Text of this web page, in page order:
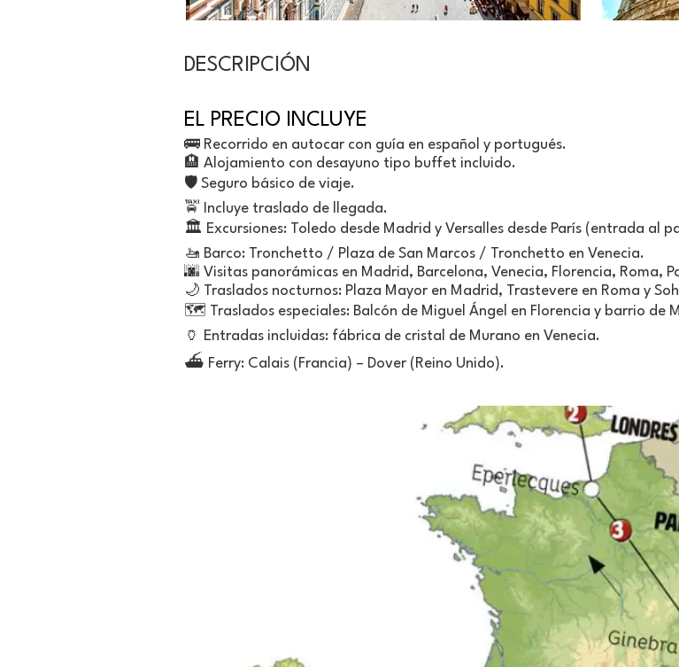
DESCRIPCIÓN
EL PRECIO INCLUYE
🚌 Recorrido en autocar con guía en español y portugués.
🏨 Alojamiento con desayuno tipo buffet incluido.
🛡️ Seguro básico de viaje.
🚖 Incluye traslado de llegada.
🏛️ Excursiones: Toledo desde Madrid y Versalles desde París (entrada al
🚤 Barco: Tronchetto / Plaza de San Marcos / Tronchetto en Venecia.
🌆 Visitas panorámicas en Madrid, Barcelona, Venecia, Florencia, Roma,
🌙 Traslados nocturnos: Plaza Mayor en Madrid, Trastevere en Roma y
🗺️ Traslados especiales: Balcón de Miguel Ángel en Florencia y barrio de
🏺 Entradas incluidas: fábrica de cristal de Murano en Venecia.
⛴️ Ferry: Calais (Francia) – Dover (Reino Unido).